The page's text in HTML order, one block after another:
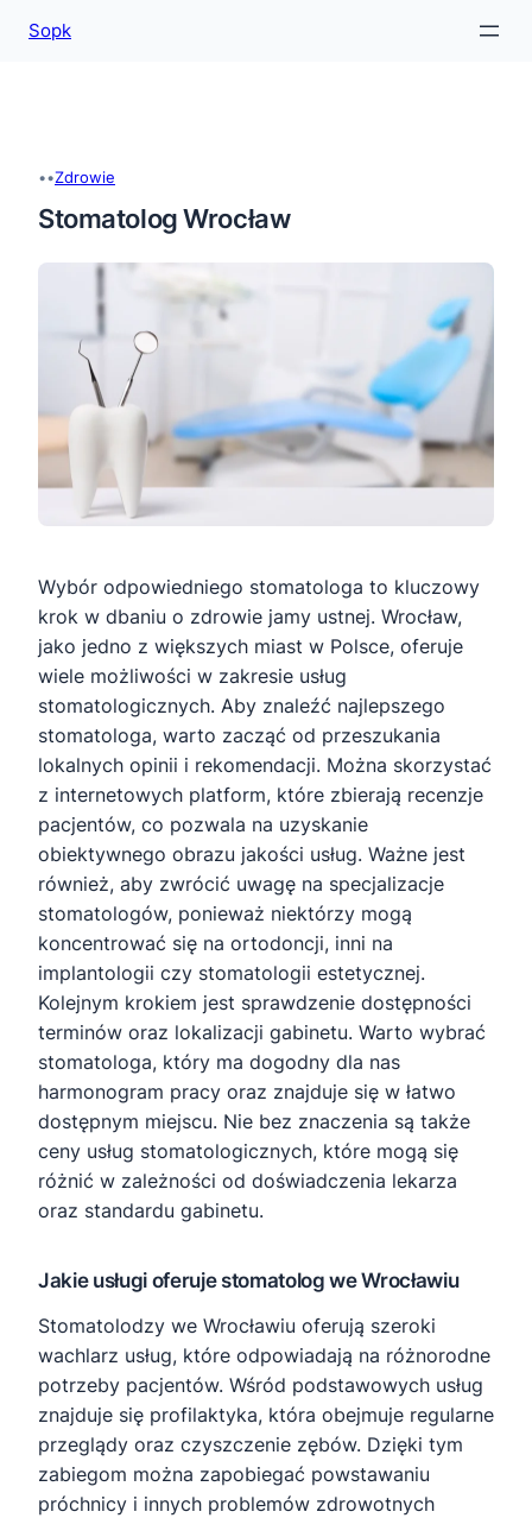
treści
Sopk
••Zdrowie
Stomatolog Wrocław
Wybór odpowiedniego stomatologa to kluczowy
krok w dbaniu o zdrowie jamy ustnej. Wrocław,
jako jedno z większych miast w Polsce, oferuje
wiele możliwości w zakresie usług
stomatologicznych. Aby znaleźć najlepszego
stomatologa, warto zacząć od przeszukania
lokalnych opinii i rekomendacji. Można skorzystać
z internetowych platform, które zbierają recenzje
pacjentów, co pozwala na uzyskanie
obiektywnego obrazu jakości usług. Ważne jest
również, aby zwrócić uwagę na specjalizacje
stomatologów, ponieważ niektórzy mogą
koncentrować się na ortodoncji, inni na
implantologii czy stomatologii estetycznej.
Kolejnym krokiem jest sprawdzenie dostępności
terminów oraz lokalizacji gabinetu. Warto wybrać
stomatologa, który ma dogodny dla nas
harmonogram pracy oraz znajduje się w łatwo
dostępnym miejscu. Nie bez znaczenia są także
ceny usług stomatologicznych, które mogą się
różnić w zależności od doświadczenia lekarza
oraz standardu gabinetu.
Jakie usługi oferuje stomatolog we Wrocławiu
Stomatolodzy we Wrocławiu oferują szeroki
wachlarz usług, które odpowiadają na różnorodne
potrzeby pacjentów. Wśród podstawowych usług
znajduje się profilaktyka, która obejmuje regularne
przeglądy oraz czyszczenie zębów. Dzięki tym
zabiegom można zapobiegać powstawaniu
próchnicy i innych problemów zdrowotnych